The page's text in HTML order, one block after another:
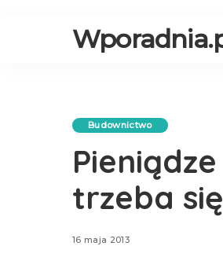
Budownictwo
trzeba
16 maja 2013